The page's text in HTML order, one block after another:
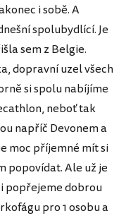
i sobě. A
spolubydlící. Je
sem z Belgie.
dopravní uzel všech
si spolu nabíjíme
neboť tak
napříč Devonem a
moc příjemné mít si
popovídat. Ale už je
popřejeme dobrou
pro 1 osobu a